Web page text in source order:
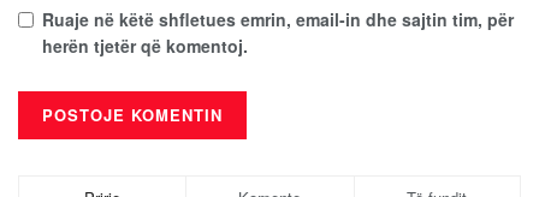
Ruaje në këtë shfletues emrin, email-in dhe sajtin tim, për
herën tjetër që komentoj.